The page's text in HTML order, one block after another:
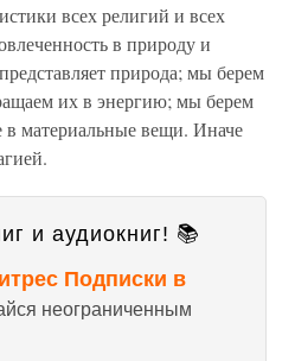
всех религий и всех
в природу и
природа; мы берем
их в энергию; мы берем
материальные вещи. Иначе
и аудиокниг! 📚
Подписки в
неограниченным